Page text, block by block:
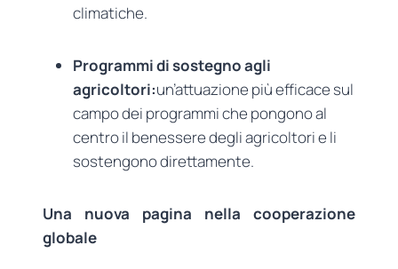
climatiche.
Programmi di sostegno agli
agricoltori:un’attuazione più efficace sul
campo dei programmi che pongono al
centro il benessere degli agricoltori e li
sostengono direttamente.
Una nuova pagina nella cooperazione
globale